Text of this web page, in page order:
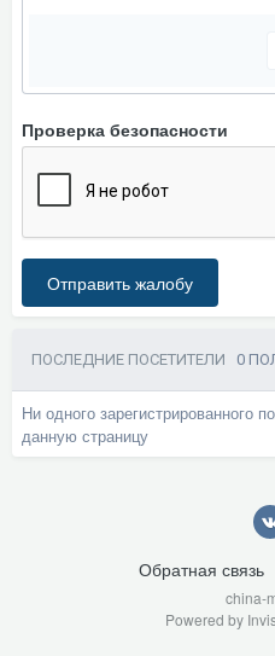
Проверка безопасности
Отправить жалобу
ПОСЛЕДНИЕ ПОСЕТИТЕЛИ 0
Ни одного зарегистрированного
данную страницу
Обратная связь
china-
Powered by